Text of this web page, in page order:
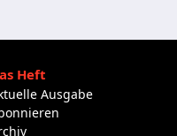
Heft
Ausgabe